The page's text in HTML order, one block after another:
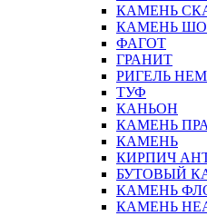
КАМЕНЬ
КАМЕНЬ
ФАГОТ
ГРАНИТ
РИГЕЛЬ
ТУФ
КАНЬОН
КАМЕНЬ
КАМЕНЬ
КИРПИЧ
БУТОВЫЙ
КАМЕНЬ
КАМЕНЬ